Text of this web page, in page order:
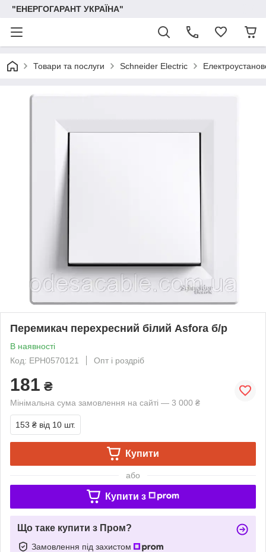
"ЕНЕРГОГАРАНТ УКРАЇНА"
Товари та послуги Schneider Electric
Перемикач перехресний білий Asfora б/р
В наявності
Код: EPH0570121
Опт і роздріб
181 ₴
Мінімальна сума замовлення на сайті — 3 000 ₴
153 ₴ від 10 шт.
Купити
або
Купити з
Що таке купити з Пром?
Замовлення під захистом